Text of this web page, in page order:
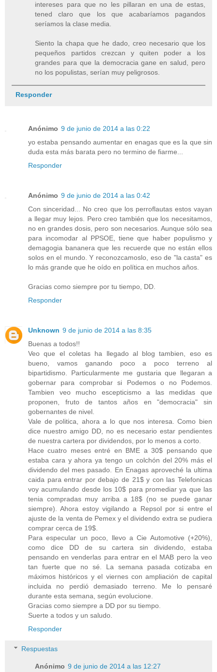
intereses para que no les pillaran en una de estas,
tened claro que los que acabaríamos pagandos
seríamos la clase media.
Siento la chapa que he dado, creo necesario que los
pequeños partidos crezcan y quiten poder a los
grandes para que la democracia gane en salud, pero
no los populistas, serían muy peligrosos.
Responder
Anónimo 9 de junio de 2014 a las 0:22
yo estaba pensando aumentar en enagas que es la que sin
duda esta más barata pero no termino de fiarme...
Responder
Anónimo 9 de junio de 2014 a las 0:42
Con sinceridad... No creo que los perroflautas estos vayan
a llegar muy lejos. Pero creo también que los necesitamos,
no en grandes dosis, pero son necesarios. Aunque sólo sea
para incomodar al PPSOE, tiene que haber populismo y
demagogia bananera que les recuerde que no están ellos
solos en el mundo. Y reconozcamoslo, eso de "la casta" es
lo más grande que he oído en política en muchos años.
Gracias como siempre por tu tiempo, DD.
Responder
Unknown 9 de junio de 2014 a las 8:35
Buenas a todos!!
Veo que el coletas ha llegado al blog tambien, eso es
bueno, vamos ganando poco a poco terreno al
bipartidismo. Particularmente me gustaria que llegaran a
gobernar para comprobar si Podemos o no Podemos.
Tambien veo mucho escepticismo a las medidas que
proponen, fruto de tantos años en "democracia" sin
gobernantes de nivel.
Vale de politica, ahora a lo que nos interesa. Como bien
dice nuestro amigo DD, no es necesario estar pendientes
de nuestra cartera por dividendos, por lo menos a corto.
Hace cuatro meses entré en BME a 30$ pensando que
estaba cara y ahora ya tengo un colchón del 20% más el
dividendo del mes pasado. En Enagas aproveché la ultima
caida para entrar por debajo de 21$ y con las Telefonicas
voy acumulando desde los 10$ para promediar ya que las
tenia compradas muy arriba a 18$ (no se puede ganar
siempre). Ahora estoy vigilando a Repsol por si entre el
ajuste de la venta de Pemex y el dividendo extra se pudiera
comprar cerca de 19$.
Para especular un poco, llevo a Cie Automotive (+20%),
como dice DD de su cartera sin dividendo, estaba
pensando en venderlas para entrar en el MAB pero la veo
tan fuerte que no sé. La semana pasada cotizaba en
máximos históricos y el viernes con ampliación de capital
incluida no perdió demasiado terreno. Me lo pensaré
durante esta semana, según evolucione.
Gracias como siempre a DD por su tiempo.
Suerte a todos y un saludo.
Responder
Respuestas
Anónimo 9 de junio de 2014 a las 12:27